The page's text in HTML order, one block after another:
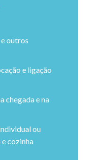
outros
e ligação
chegada e na
ou
cozinha